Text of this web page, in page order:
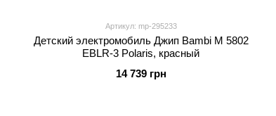
Артикул: mp-295233
Детский электромобиль Джип Bambi M 5802
EBLR-3 Polaris, красный
14 739 грн